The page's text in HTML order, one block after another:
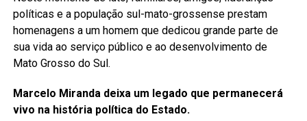
políticas e a população sul-mato-grossense prestam
homenagens a um homem que dedicou grande parte de
sua vida ao serviço público e ao desenvolvimento de
Mato Grosso do Sul.
Marcelo Miranda deixa um legado que permanecerá
vivo na história política do Estado.